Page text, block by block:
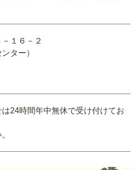
１６－２
ター）
24時間年中無休で受け付けてお